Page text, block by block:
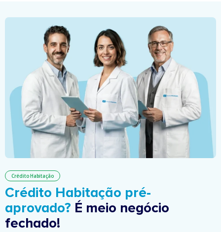
Crédito Habitação
Crédito Habitação pré-
aprovado? É meio negócio
fechado!